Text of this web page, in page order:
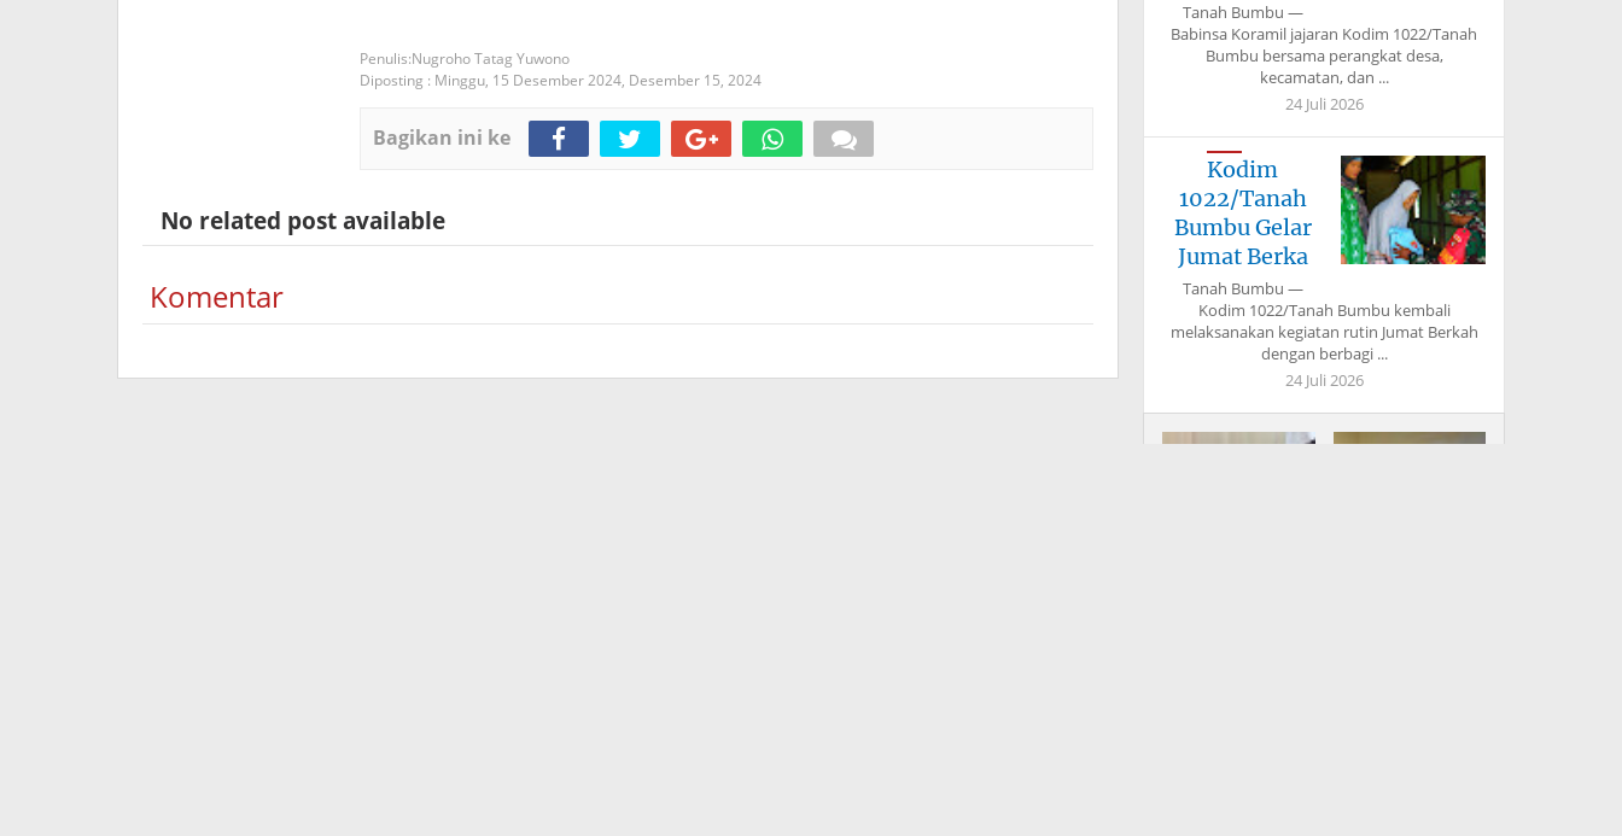
Nugroho Tatag Yuwono
Diposting : Minggu, 15 Desember 2024, Desember 15, 2024
Bagikan ini ke
No related post available
Komentar
Tanah Bumbu —
Babinsa Koramil jajaran Kodim 1022/Tanah
Bumbu bersama perangkat desa,
kecamatan, dan ...
24 Juli 2026
Kodim
1022/Tanah
Bumbu Gelar
Jumat Berka
Tanah Bumbu —
Kodim 1022/Tanah Bumbu kembali
melaksanakan kegiatan rutin Jumat Berkah
dengan berbagi ...
24 Juli 2026